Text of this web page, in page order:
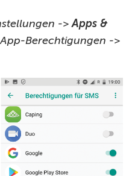
->Apps &
Berechtigungen ->